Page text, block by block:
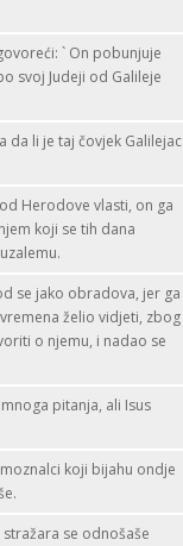
` On pobunjuje
svoj Judeji od Galileje
da li je taj čovjek Galilejac
Herodove vlasti, on ga
koji se tih dana
se jako obradova, jer ga
želio vidjeti, zbog
o njemu, i nadao se
pitanja, ali Isus
koji bijahu ondje
se odnošaše